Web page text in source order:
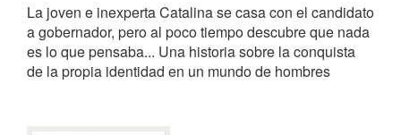
La joven e inexperta Catalina se casa con el candidato
a gobernador, pero al poco tiempo descubre que nada
es lo que pensaba... Una historia sobre la conquista
de la propia identidad en un mundo de hombres